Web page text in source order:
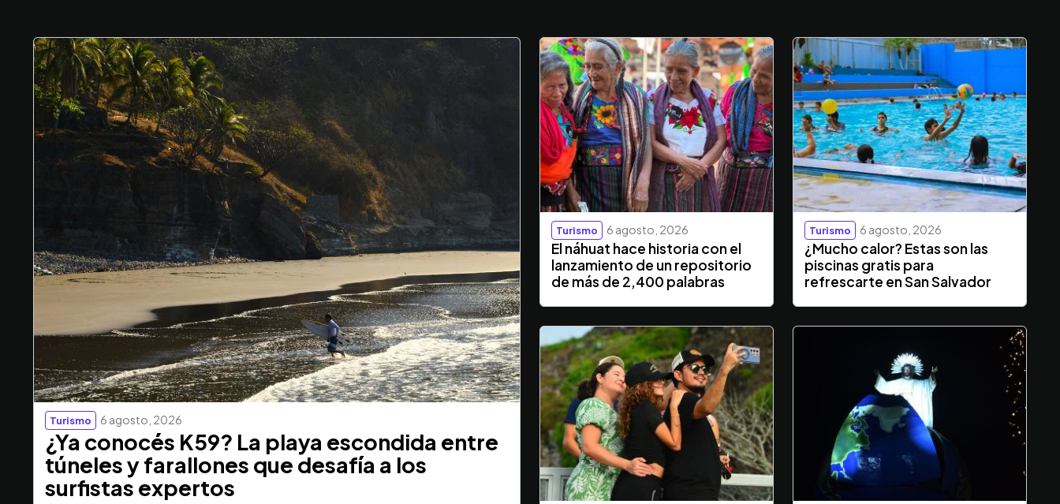
Turismo 6 agosto, 2026
¿Ya conocés K59? La playa escondida entre
túneles y farallones que desafía a los
surfistas expertos
Turismo 6 agosto, 2026
El náhuat hace historia con el
lanzamiento de un repositorio
de más de 2,400 palabras
Turismo 6 agosto, 2026
¿Mucho calor? Estas son las
piscinas gratis para
refrescarte en San Salvador